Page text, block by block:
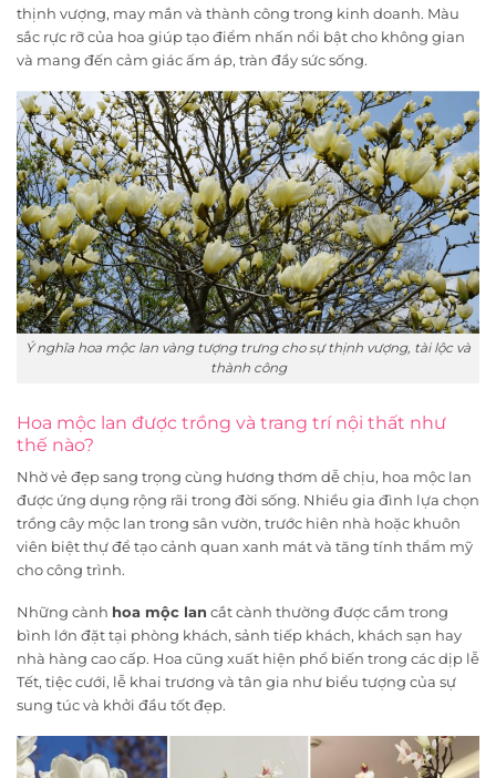
thịnh vượng, may mắn và thành công trong kinh doanh. Màu
sắc rực rỡ của hoa giúp tạo điểm nhấn nổi bật cho không gian
và mang đến cảm giác ấm áp, tràn đầy sức sống.
Ý nghĩa hoa mộc lan vàng tượng trưng cho sự thịnh vượng, tài lộc và
thành công
Hoa mộc lan được trồng và trang trí nội thất như
thế nào?
Nhờ vẻ đẹp sang trọng cùng hương thơm dễ chịu, hoa mộc lan
được ứng dụng rộng rãi trong đời sống. Nhiều gia đình lựa chọn
trồng cây mộc lan trong sân vườn, trước hiên nhà hoặc khuôn
viên biệt thự để tạo cảnh quan xanh mát và tăng tính thẩm mỹ
cho công trình.
Những cành hoa mộc lan cắt cành thường được cắm trong
bình lớn đặt tại phòng khách, sảnh tiếp khách, khách sạn hay
nhà hàng cao cấp. Hoa cũng xuất hiện phổ biến trong các dịp lễ
Tết, tiệc cưới, lễ khai trương và tân gia như biểu tượng của sự
sung túc và khởi đầu tốt đẹp.